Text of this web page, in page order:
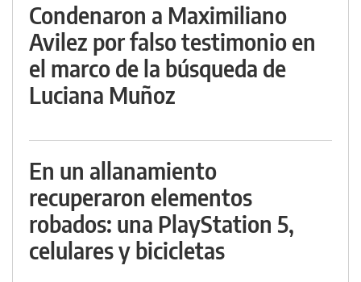
Condenaron a Maximiliano
Avilez por falso testimonio en
el marco de la búsqueda de
Luciana Muñoz
En un allanamiento
recuperaron elementos
robados: una PlayStation 5,
celulares y bicicletas